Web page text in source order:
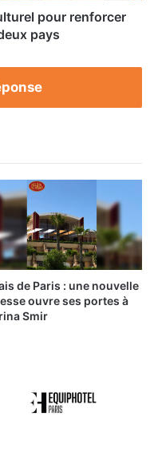
pour renforcer
pays
de Paris : une nouvelle
ouvre ses portes à
Smir